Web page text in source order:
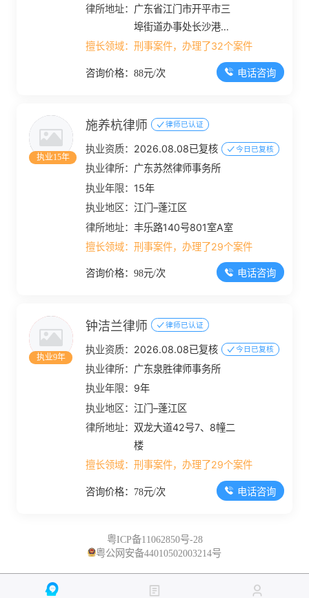
律所地址： 广东省江门市开平市三
埠街道办事处长沙港口
路50号首层3号、4号铺
擅长领域：刑事案件，办理了32个案件
咨询价格：88元/次 电话咨询
执业15年
施养杭律师 律师已认证
执业资质： 2026.08.08已复核 今日已复核
执业律所： 广东苏然律师事务所
执业年限： 15年
执业地区：江门–蓬江区
律所地址：丰乐路140号801室A室
擅长领域：刑事案件，办理了29个案件
咨询价格：98元/次 电话咨询
执业9年
钟洁兰律师 律师已认证
执业资质： 2026.08.08已复核 今日已复核
执业律所： 广东泉胜律师事务所
执业年限： 9年
执业地区：江门–蓬江区
律所地址： 双龙大道42号7、8幢二
楼
擅长领域：刑事案件，办理了29个案件
咨询价格：78元/次 电话咨询
粤ICP备11062850号-28
粤公网安备44010502003214号